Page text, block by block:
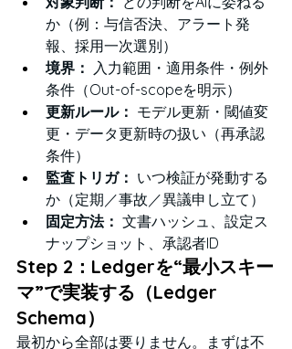
か（例：与信否決、アラート発
報、採用一次選別）
境界： 入力範囲・適用条件・例外
条件（Out-of-scopeを明示）
更新ルール： モデル更新・閾値変
更・データ更新時の扱い（再承認
条件）
監査トリガ： いつ検証が発動する
か（定期／事故／異議申し立て）
固定方法： 文書ハッシュ、設定ス
ナップショット、承認者ID
Step 2：Ledgerを“最小スキー
マ”で実装する（Ledger
Schema）
最初から全部は要りません。まずは不